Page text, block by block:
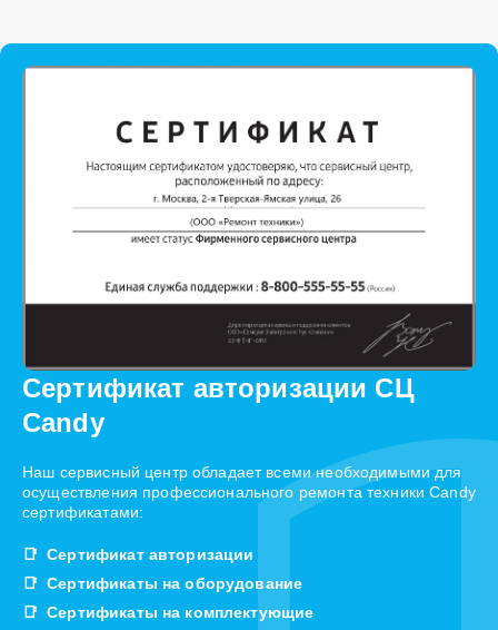
Сертификат авторизации СЦ
Candy
Наш сервисный центр обладает всеми необходимыми для
осуществления профессионального ремонта техники Candy
сертификатами:
Сертификат авторизации
Сертификаты на оборудование
Сертификаты на комплектующие